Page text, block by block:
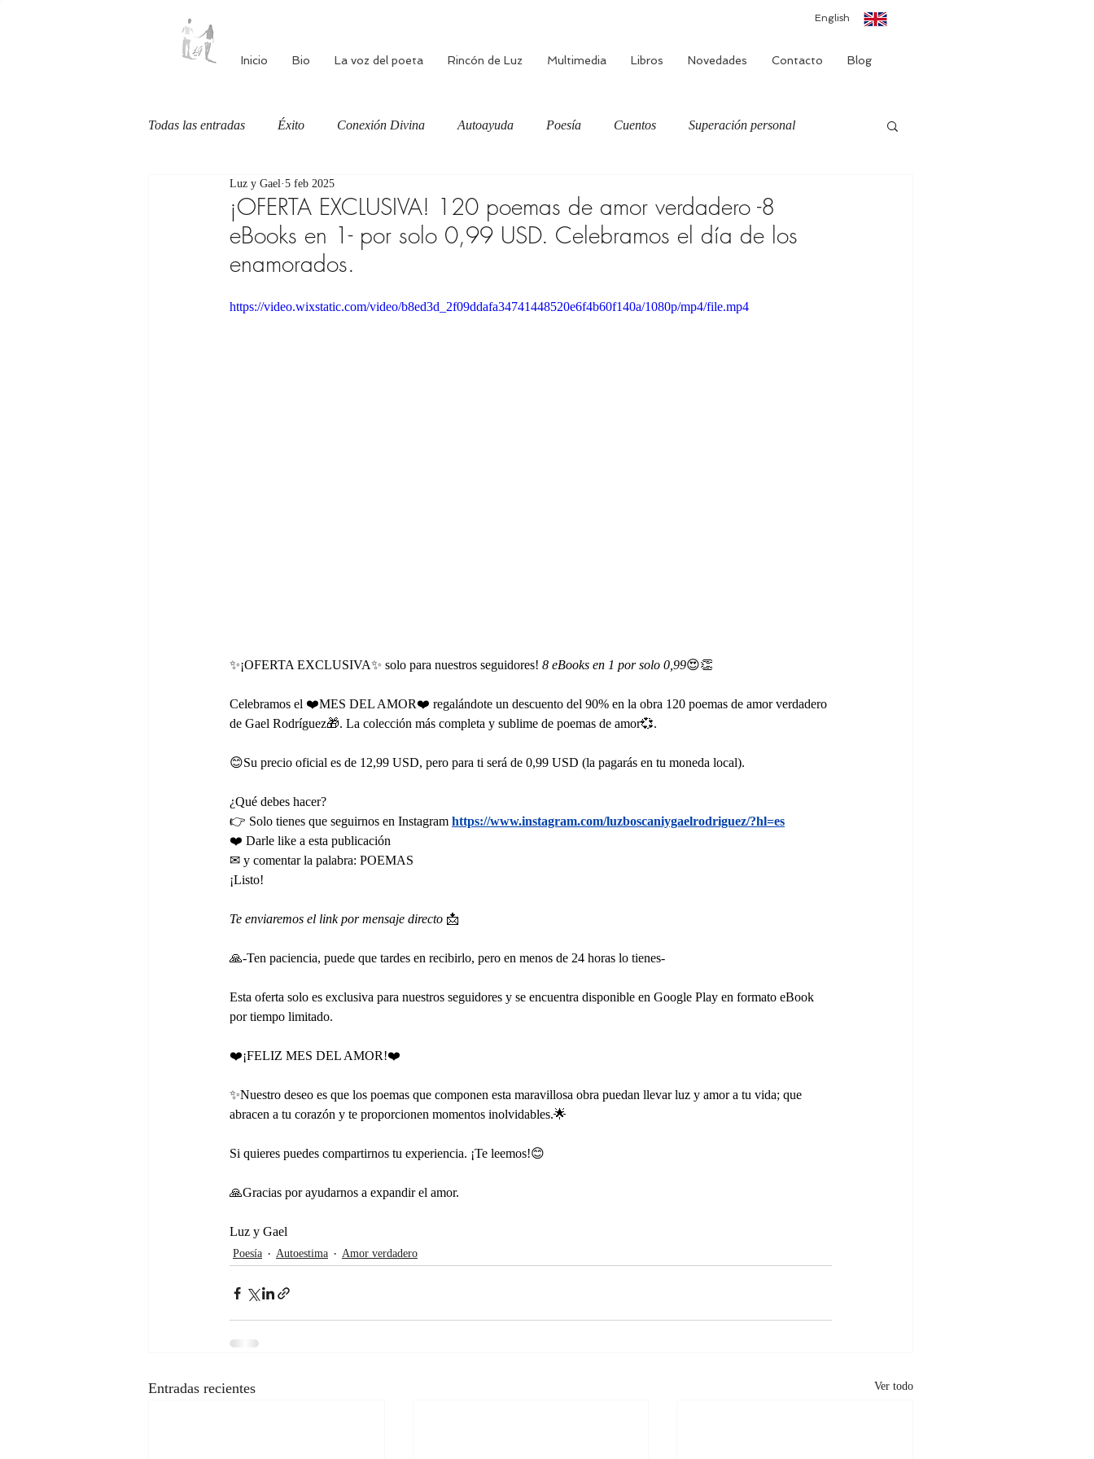
English
Inicio Bio La voz del poeta Rincón de Luz Multimedia Libros Novedades Contacto Blog
Todas las entradas Éxito Conexión Divina Autoayuda Poesía Cuentos Superación personal
Autoestima Alimentación consciente
¡OFERTA EXCLUSIVA! 120 poemas de amor verdadero -8
eBooks en 1- por solo 0,99 USD. Celebramos el día de los
enamorados.
Luz y Gael 5 feb 2025
https://video.wixstatic.com/video/b8ed3d_2f09ddafa34741448520e6f4b60f140a/1080p/mp4/file.mp4
✨¡OFERTA EXCLUSIVA✨ solo para nuestros seguidores! 8 eBooks en 1 por solo 0,99😍👏
Celebramos el ❤️MES DEL AMOR❤️ regalándote un descuento del 90% en la obra 120 poemas de amor verdadero
de Gael Rodríguez🎁. La colección más completa y sublime de poemas de amor💞.
😊Su precio oficial es de 12,99 USD, pero para ti será de 0,99 USD (la pagarás en tu moneda local).
¿Qué debes hacer?
👉 Solo tienes que seguirnos en Instagram https://www.instagram.com/luzboscaniygaelrodriguez/?hl=es
❤️ Darle like a esta publicación
✉ y comentar la palabra: POEMAS
¡Listo!
Te enviaremos el link por mensaje directo 📩
🙏-Ten paciencia, puede que tardes en recibirlo, pero en menos de 24 horas lo tienes-
Esta oferta solo es exclusiva para nuestros seguidores y se encuentra disponible en Google Play en formato eBook
por tiempo limitado.
❤️¡FELIZ MES DEL AMOR!❤️
✨Nuestro deseo es que los poemas que componen esta maravillosa obra puedan llevar luz y amor a tu vida; que
abracen a tu corazón y te proporcionen momentos inolvidables.🌟
Si quieres puedes compartirnos tu experiencia. ¡Te leemos!😊
🙏Gracias por ayudarnos a expandir el amor.
Luz y Gael
Poesía Autoestima Amor verdadero
Entradas recientes Ver todo